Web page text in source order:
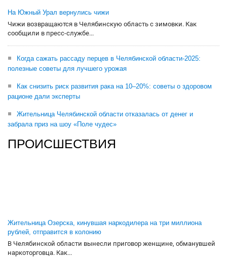
На Южный Урал вернулись чижи
Чижи возвращаются в Челябинскую область с зимовки. Как
сообщили в пресс-службе...
Когда сажать рассаду перцев в Челябинской области-2025:
полезные советы для лучшего урожая
Как снизить риск развития рака на 10–20%: советы о здоровом
рационе дали эксперты
Жительница Челябинской области отказалась от денег и
забрала приз на шоу «Поле чудес»
ПРОИСШЕСТВИЯ
Жительница Озерска, кинувшая наркодилера на три миллиона
рублей, отправится в колонию
В Челябинской области вынесли приговор женщине, обманувшей
наркоторговца. Как...